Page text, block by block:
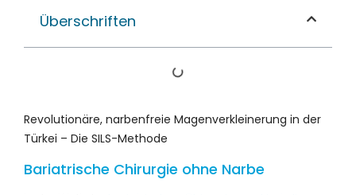
Überschriften
Revolutionäre, narbenfreie Magenverkleinerung in der
Türkei – Die SILS-Methode
Bariatrische Chirurgie ohne Narbe